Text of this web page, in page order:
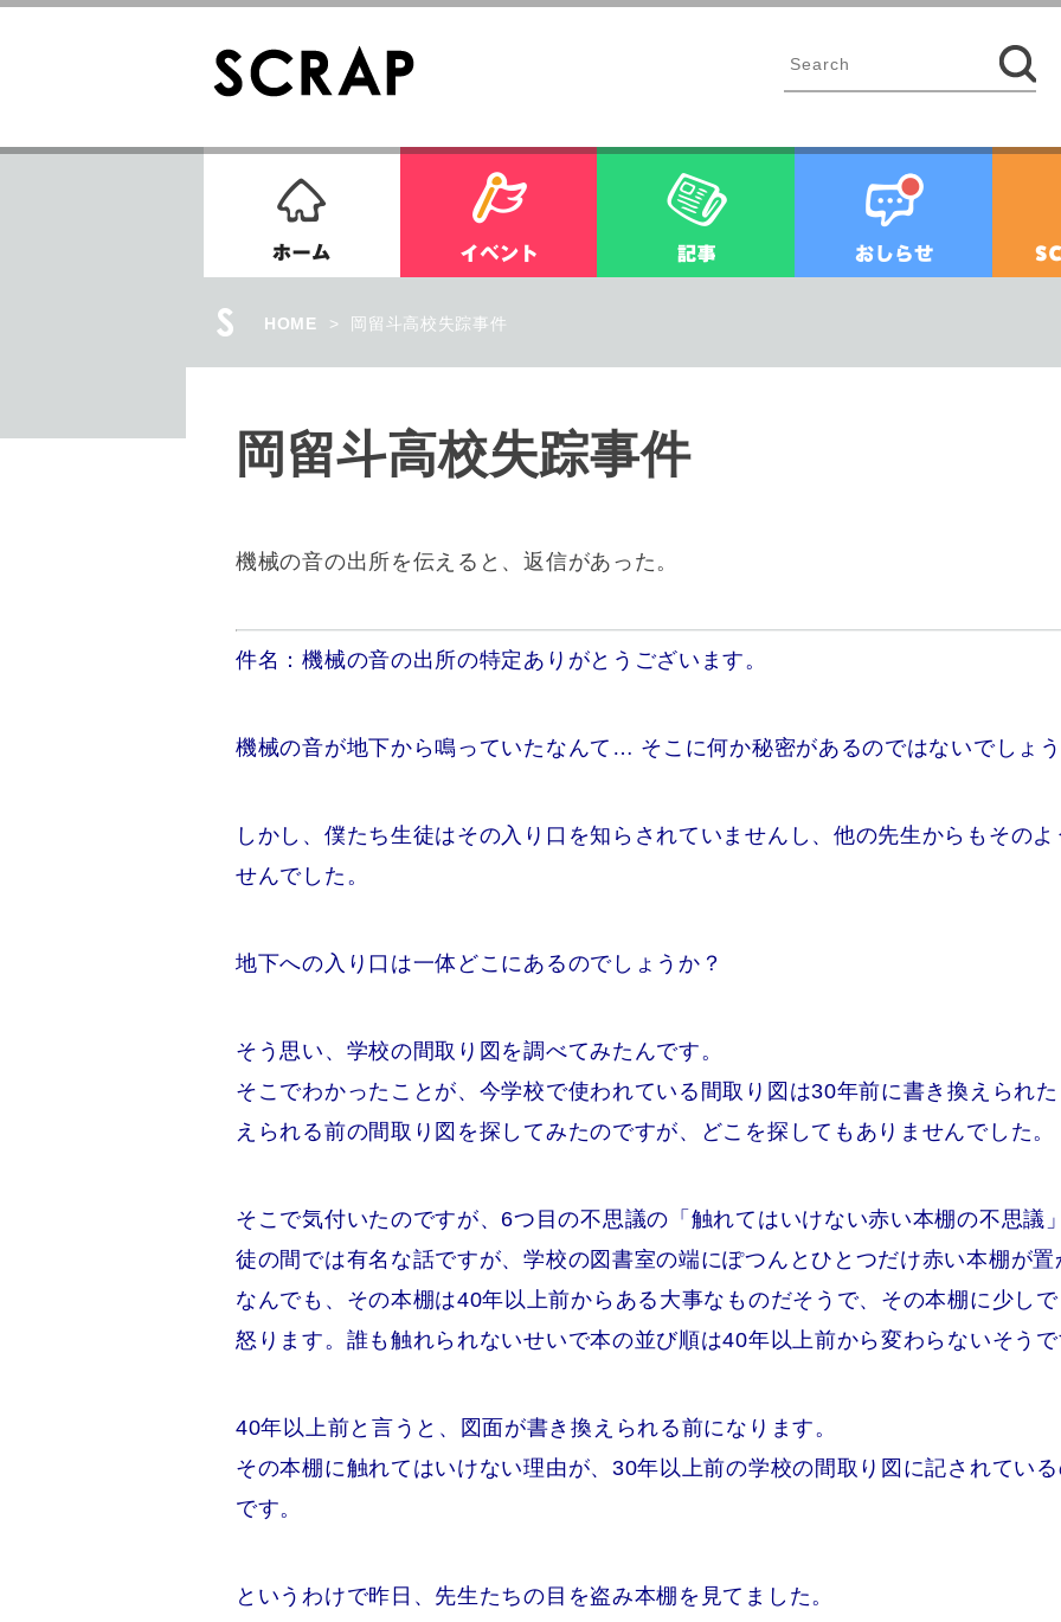
ホーム イベント 記事 お知らせ
HOME > 岡留斗高校失踪事件
岡留斗高校失踪事件
機械の音の出所を伝えると、返信があった。
件名：機械の音の出所の特定ありがとうございます。
機械の音が地下から鳴っていたなんて… そこに何か秘密があるのではないでしょ
しかし、僕たち生徒はその入り口を知らされていませんし、他の先生からもその
せんでした。
地下への入り口は一体どこにあるのでしょうか？
そう思い、学校の間取り図を調べてみたんです。
そこでわかったことが、今学校で使われている間取り図は30年前に書き換えられ
えられる前の間取り図を探してみたのですが、どこを探してもありませんでした。
そこで気付いたのですが、6つ目の不思議の「触れてはいけない赤い本棚の不思議
徒の間では有名な話ですが、学校の図書室の端にぽつんとひとつだけ赤い本棚が
なんでも、その本棚は40年以上前からある大事なものだそうで、その本棚に少し
怒ります。誰も触れられないせいで本の並び順は40年以上前から変わらないそう
40年以上前と言うと、図面が書き換えられる前になります。
その本棚に触れてはいけない理由が、30年以上前の学校の間取り図に記されてい
です。
というわけで昨日、先生たちの目を盗み本棚を見てました。